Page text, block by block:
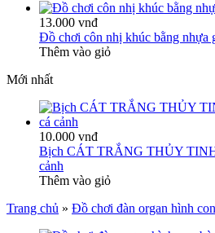
13.000 vnđ
Đồ chơi côn nhị khúc bằng nhựa
Thêm vào giỏ
Mới nhất
10.000 vnđ
Bịch CÁT TRẮNG THỦY TINH
cảnh
Thêm vào giỏ
Trang chủ » Đồ chơi đàn organ hình